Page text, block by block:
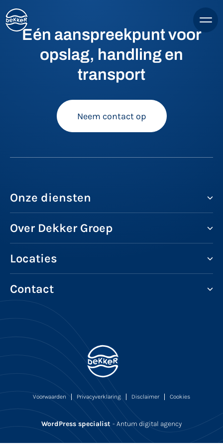
Eén aanspreekpunt voor
opslag, handling en
transport
Neem contact op
Onze diensten
Over Dekker Groep
Locaties
Contact
Voorwaarden Privacyverklaring Disclaimer Cookies
WordPress specialist - Antum digital agency